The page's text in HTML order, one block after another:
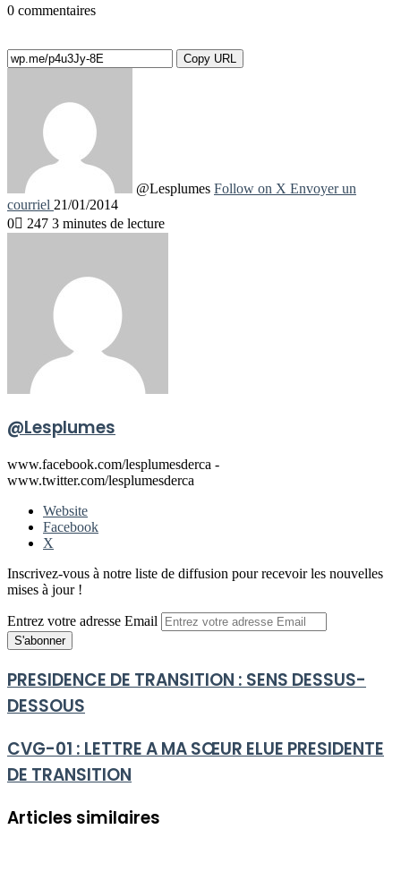
0 commentaires
Copy URL
@Lesplumes Follow on X Envoyer un
courriel 21/01/2014
0
247 3 minutes de lecture
@Lesplumes
www.facebook.com/lesplumesderca -
www.twitter.com/lesplumesderca
Website
Facebook
X
Inscrivez-vous à notre liste de diffusion pour recevoir les nouvelles
mises à jour !
Entrez votre adresse Email
PRESIDENCE DE TRANSITION : SENS DESSUS-
DESSOUS
CVG-01 : LETTRE A MA SŒUR ELUE PRESIDENTE
DE TRANSITION
Articles similaires